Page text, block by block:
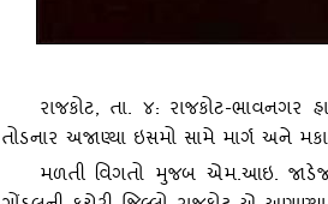
રાજકોટ, તા. ૪: રાજકોટ-ભાવનગર
તોડનાર અજાણ્‍યા ઇસમો સામે માર્ગ અને
મળતી વિગતો મુજબ એમ.આઇ.